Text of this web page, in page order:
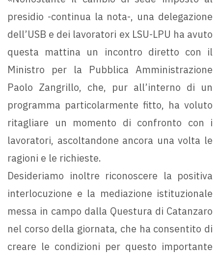
presidio -continua la nota-, una delegazione
dell’USB e dei lavoratori ex LSU-LPU ha avuto
questa mattina un incontro diretto con il
Ministro per la Pubblica Amministrazione
Paolo Zangrillo, che, pur all’interno di un
programma particolarmente fitto, ha voluto
ritagliare un momento di confronto con i
lavoratori, ascoltandone ancora una volta le
ragioni e le richieste.
Desideriamo inoltre riconoscere la positiva
interlocuzione e la mediazione istituzionale
messa in campo dalla Questura di Catanzaro
nel corso della giornata, che ha consentito di
creare le condizioni per questo importante